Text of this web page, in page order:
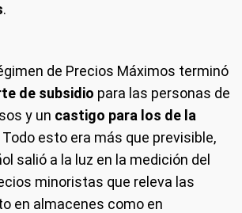
.
de Precios Máximos terminó
de subsidio para las personas de
y un castigo para los de la
Todo esto era más que previsible,
salió a la luz en la medición del
minoristas que releva las
en almacenes como en